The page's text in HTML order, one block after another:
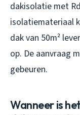
dakisolatie met
isolatiemateriaal
dak van 50m²
op. De aanvraag
gebeuren.
Wanneer is